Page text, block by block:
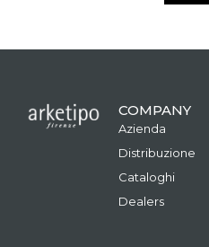
COMPANY
Azienda
Distribuzione
Cataloghi
Dealers